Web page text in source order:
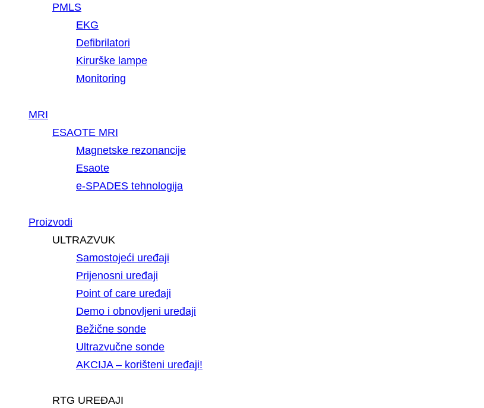
PMLS
EKG
Defibrilatori
Kirurške lampe
Monitoring
MRI
ESAOTE MRI
Magnetske rezonancije
Esaote
e-SPADES tehnologija
Proizvodi
ULTRAZVUK
Samostojeći uređaji
Prijenosni uređaji
Point of care uređaji
Demo i obnovljeni uređaji
Bežične sonde
Ultrazvučne sonde
AKCIJA – korišteni uređaji!
RTG UREĐAJI